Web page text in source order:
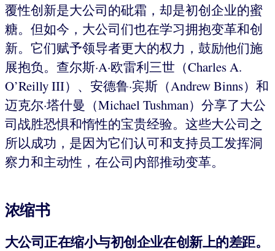
覆性创新是大公司的砒霜，却是初创企业的蜜
糖。但如今，大公司们也在学习拥抱变革和创
新。它们赋予领导者更大的权力，鼓励他们施
展抱负。查尔斯·A·欧雷利三世（Charles A.
O’Reilly III）、安德鲁·宾斯（Andrew Binns）和
迈克尔·塔什曼（Michael Tushman）分享了大公
司战胜恐惧和惰性的宝贵经验。这些大公司之
所以成功，是因为它们认可和支持员工发挥洞
察力和主动性，在公司内部推动变革。
浓缩书
大公司正在缩小与初创企业在创新上的差距。